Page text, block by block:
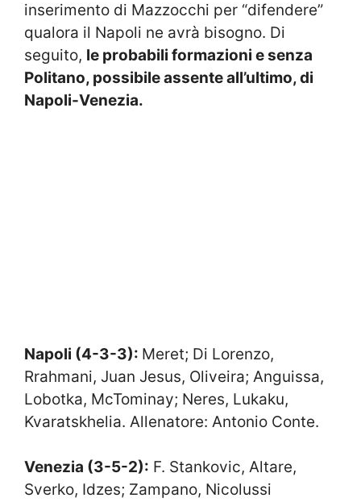
inserimento di Mazzocchi per “difendere”
qualora il Napoli ne avrà bisogno. Di
seguito, le probabili formazioni e senza
Politano, possibile assente all’ultimo, di
Napoli-Venezia.
Napoli (4-3-3): Meret; Di Lorenzo,
Rrahmani, Juan Jesus, Oliveira; Anguissa,
Lobotka, McTominay; Neres, Lukaku,
Kvaratskhelia. Allenatore: Antonio Conte.
Venezia (3-5-2): F. Stankovic, Altare,
Sverko, Idzes; Zampano, Nicolussi